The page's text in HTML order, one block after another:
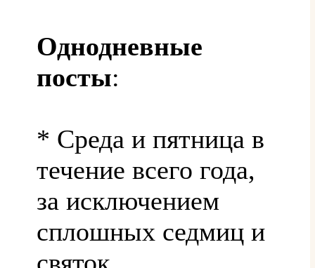
Однодневные
посты:
* Среда и пятница в
течение всего года,
за исключением
сплошных седмиц и